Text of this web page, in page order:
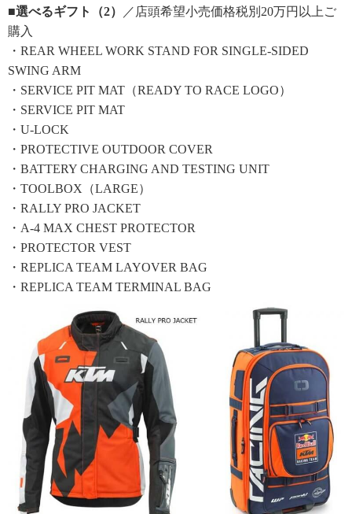
■選べるギフト（2）
／店頭希望小売価格税別20万円以上ご
購入
・REAR WHEEL WORK STAND FOR SINGLE-SIDED
SWING ARM
・SERVICE PIT MAT（READY TO RACE LOGO）
・SERVICE PIT MAT
・U-LOCK
・PROTECTIVE OUTDOOR COVER
・BATTERY CHARGING AND TESTING UNIT
・TOOLBOX（LARGE）
・RALLY PRO JACKET
・A-4 MAX CHEST PROTECTOR
・PROTECTOR VEST
・REPLICA TEAM LAYOVER BAG
・REPLICA TEAM TERMINAL BAG